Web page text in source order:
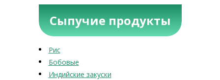
Сыпучие продукты
Рис
Бобовые
Индийские закуски